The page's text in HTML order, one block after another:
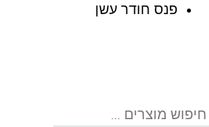
פנס חודר עשן
Search